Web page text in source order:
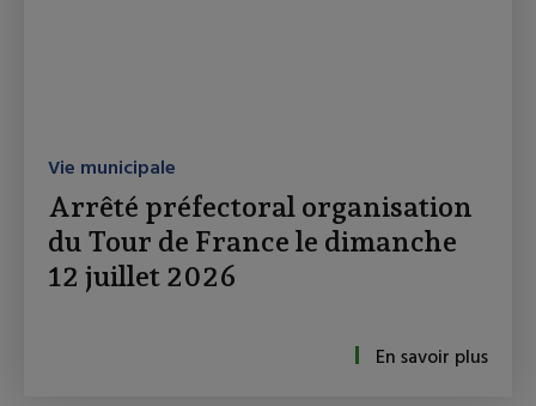
Vie municipale
Arrêté préfectoral organisation
du Tour de France le dimanche
12 juillet 2026
En savoir plus